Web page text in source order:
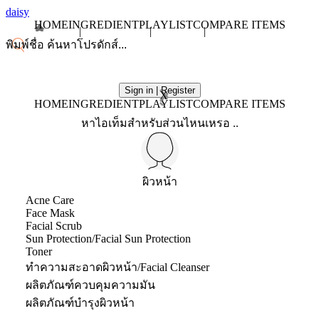
daisy
HOMEINGREDIENTPLAYLISTCOMPARE ITEMS
Sign in | Register
X
HOMEINGREDIENTPLAYLISTCOMPARE ITEMS
หาไอเท็มสำหรับส่วนไหนเหรอ ..
ผิวหน้า
Acne Care
Face Mask
Facial Scrub
Sun Protection/Facial Sun Protection
Toner
ทำความสะอาดผิวหน้า/Facial Cleanser
ผลิตภัณฑ์ควบคุมความมัน
ผลิตภัณฑ์บำรุงผิวหน้า